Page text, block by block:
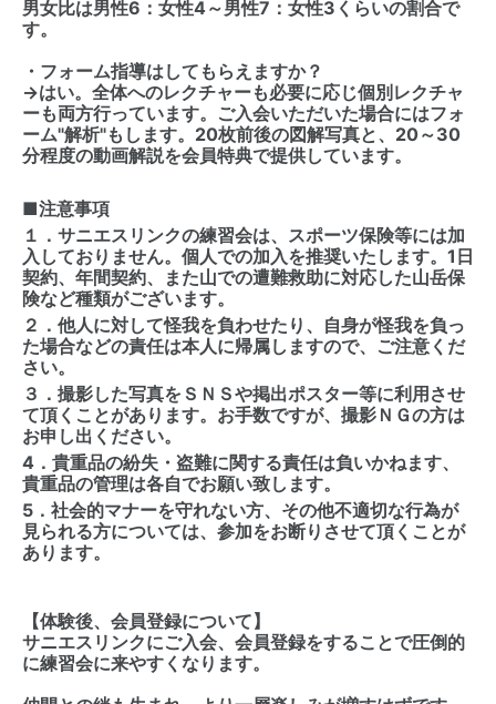
男女比は男性6：女性4～男性7：女性3くらいの割合で
す。
・フォーム指導はしてもらえますか？
→はい。全体へのレクチャーも必要に応じ個別レクチャ
ーも両方行っています。ご入会いただいた場合にはフォ
ーム"解析"もします。20枚前後の図解写真と、20～30
分程度の動画解説を会員特典で提供しています。
■注意事項
１．サニエスリンクの練習会は、スポーツ保険等には加
入しておりません。個人での加入を推奨いたします。1日
契約、年間契約、また山での遭難救助に対応した山岳保
険など種類がございます。
２．他人に対して怪我を負わせたり、自身が怪我を負っ
た場合などの責任は本人に帰属しますので、ご注意くだ
さい。
３．撮影した写真をＳＮＳや掲出ポスター等に利用させ
て頂くことがあります。お手数ですが、撮影ＮＧの方は
お申し出ください。
4．貴重品の紛失・盗難に関する責任は負いかねます、
貴重品の管理は各自でお願い致します。
5．社会的マナーを守れない方、その他不適切な行為が
見られる方については、参加をお断りさせて頂くことが
あります。
【体験後、会員登録について】
サニエスリンクにご入会、会員登録をすることで圧倒的
に練習会に来やすくなります。